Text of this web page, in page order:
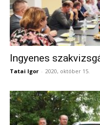
Ingyenes
Tatai Igor - 2020, október 15.